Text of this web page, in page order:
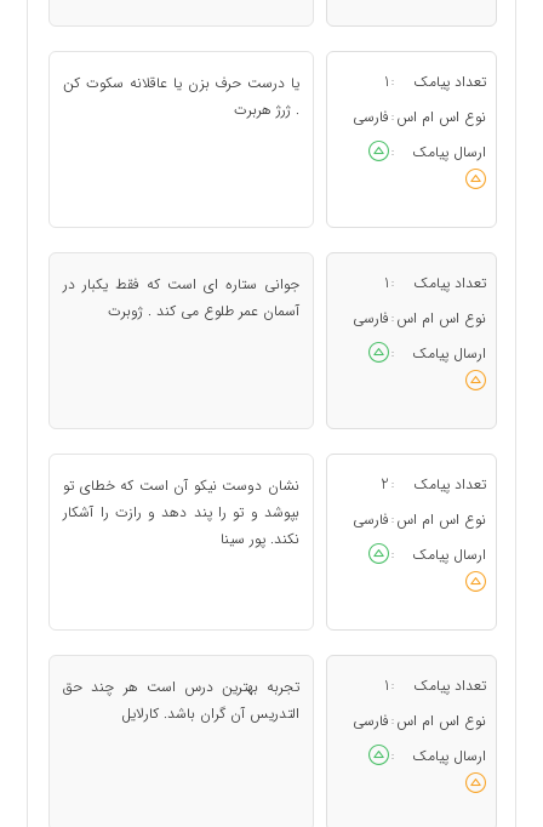
تعداد پیامک :
1
نوع اس ام اس : فارسی
ارسال پیامک
:
یا درست حرف بزن یا عاقلانه سکوت کن
. ژرژ هربرت
تعداد پیامک :
1
نوع اس ام اس : فارسی
ارسال پیامک
:
جوانی ستاره ای است که فقط یکبار در
آسمان عمر طلوع می کند . ژوبرت
تعداد پیامک :
2
نوع اس ام اس : فارسی
ارسال پیامک
:
نشان دوست نیکو آن است که خطای تو
بپوشد و تو را پند دهد و رازت را آشکار
نکند. پور سینا
تعداد پیامک :
1
نوع اس ام اس : فارسی
ارسال پیامک
:
تجربه بهترین درس است هر چند حق
التدریس آن گران باشد. کارلایل